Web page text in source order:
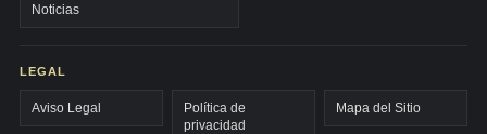
Noticias
LEGAL
Aviso Legal
Política de
privacidad
Mapa del Sitio